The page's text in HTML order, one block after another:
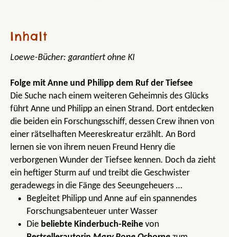
Inhalt
Loewe-Bücher: garantiert ohne KI
Folge mit Anne und Philipp dem Ruf der Tiefsee
Die Suche nach einem weiteren Geheimnis des Glücks
führt Anne und Philipp an einen Strand. Dort entdecken
die beiden ein Forschungsschiff, dessen Crew ihnen von
einer rätselhaften Meereskreatur erzählt. An Bord
lernen sie von ihrem neuen Freund Henry die
verborgenen Wunder der Tiefsee kennen. Doch da zieht
ein heftiger Sturm auf und treibt die Geschwister
geradewegs in die Fänge des Seeungeheuers …
Begleitet Philipp und Anne auf ein spannendes
Forschungsabenteuer unter Wasser
Die beliebte Kinderbuch-Reihe von